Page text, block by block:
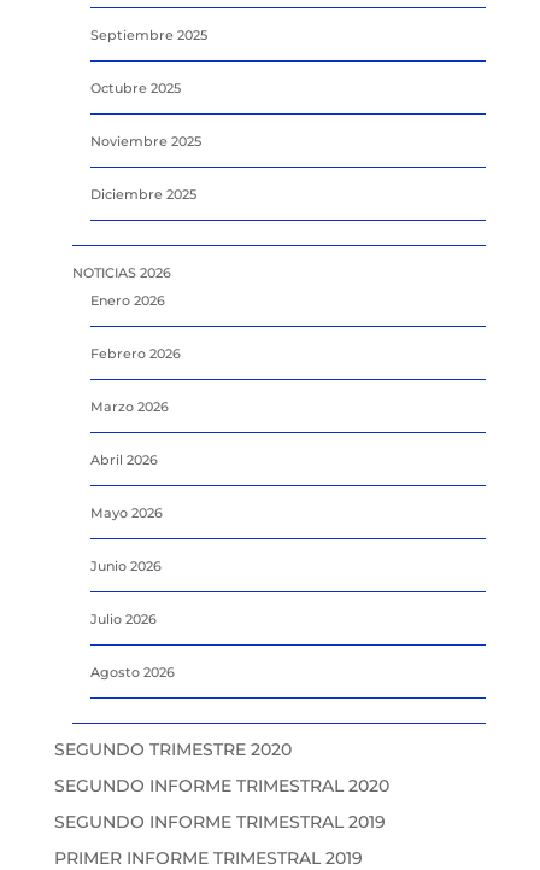
Septiembre 2025
Octubre 2025
Noviembre 2025
Diciembre 2025
NOTICIAS 2026
Enero 2026
Febrero 2026
Marzo 2026
Abril 2026
Mayo 2026
Junio 2026
Julio 2026
Agosto 2026
SEGUNDO TRIMESTRE 2020
SEGUNDO INFORME TRIMESTRAL 2020
SEGUNDO INFORME TRIMESTRAL 2019
PRIMER INFORME TRIMESTRAL 2019